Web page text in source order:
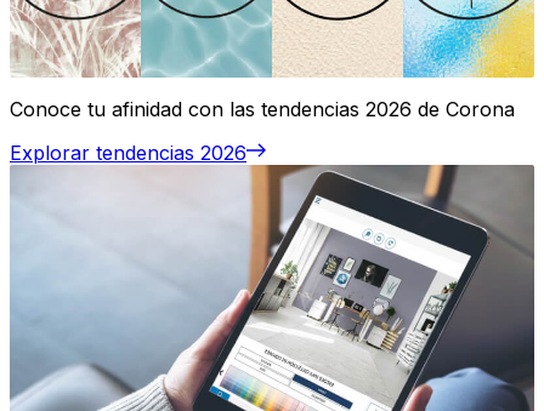
Conoce tu afinidad con las tendencias 2026 de Corona
Explorar tendencias 2026